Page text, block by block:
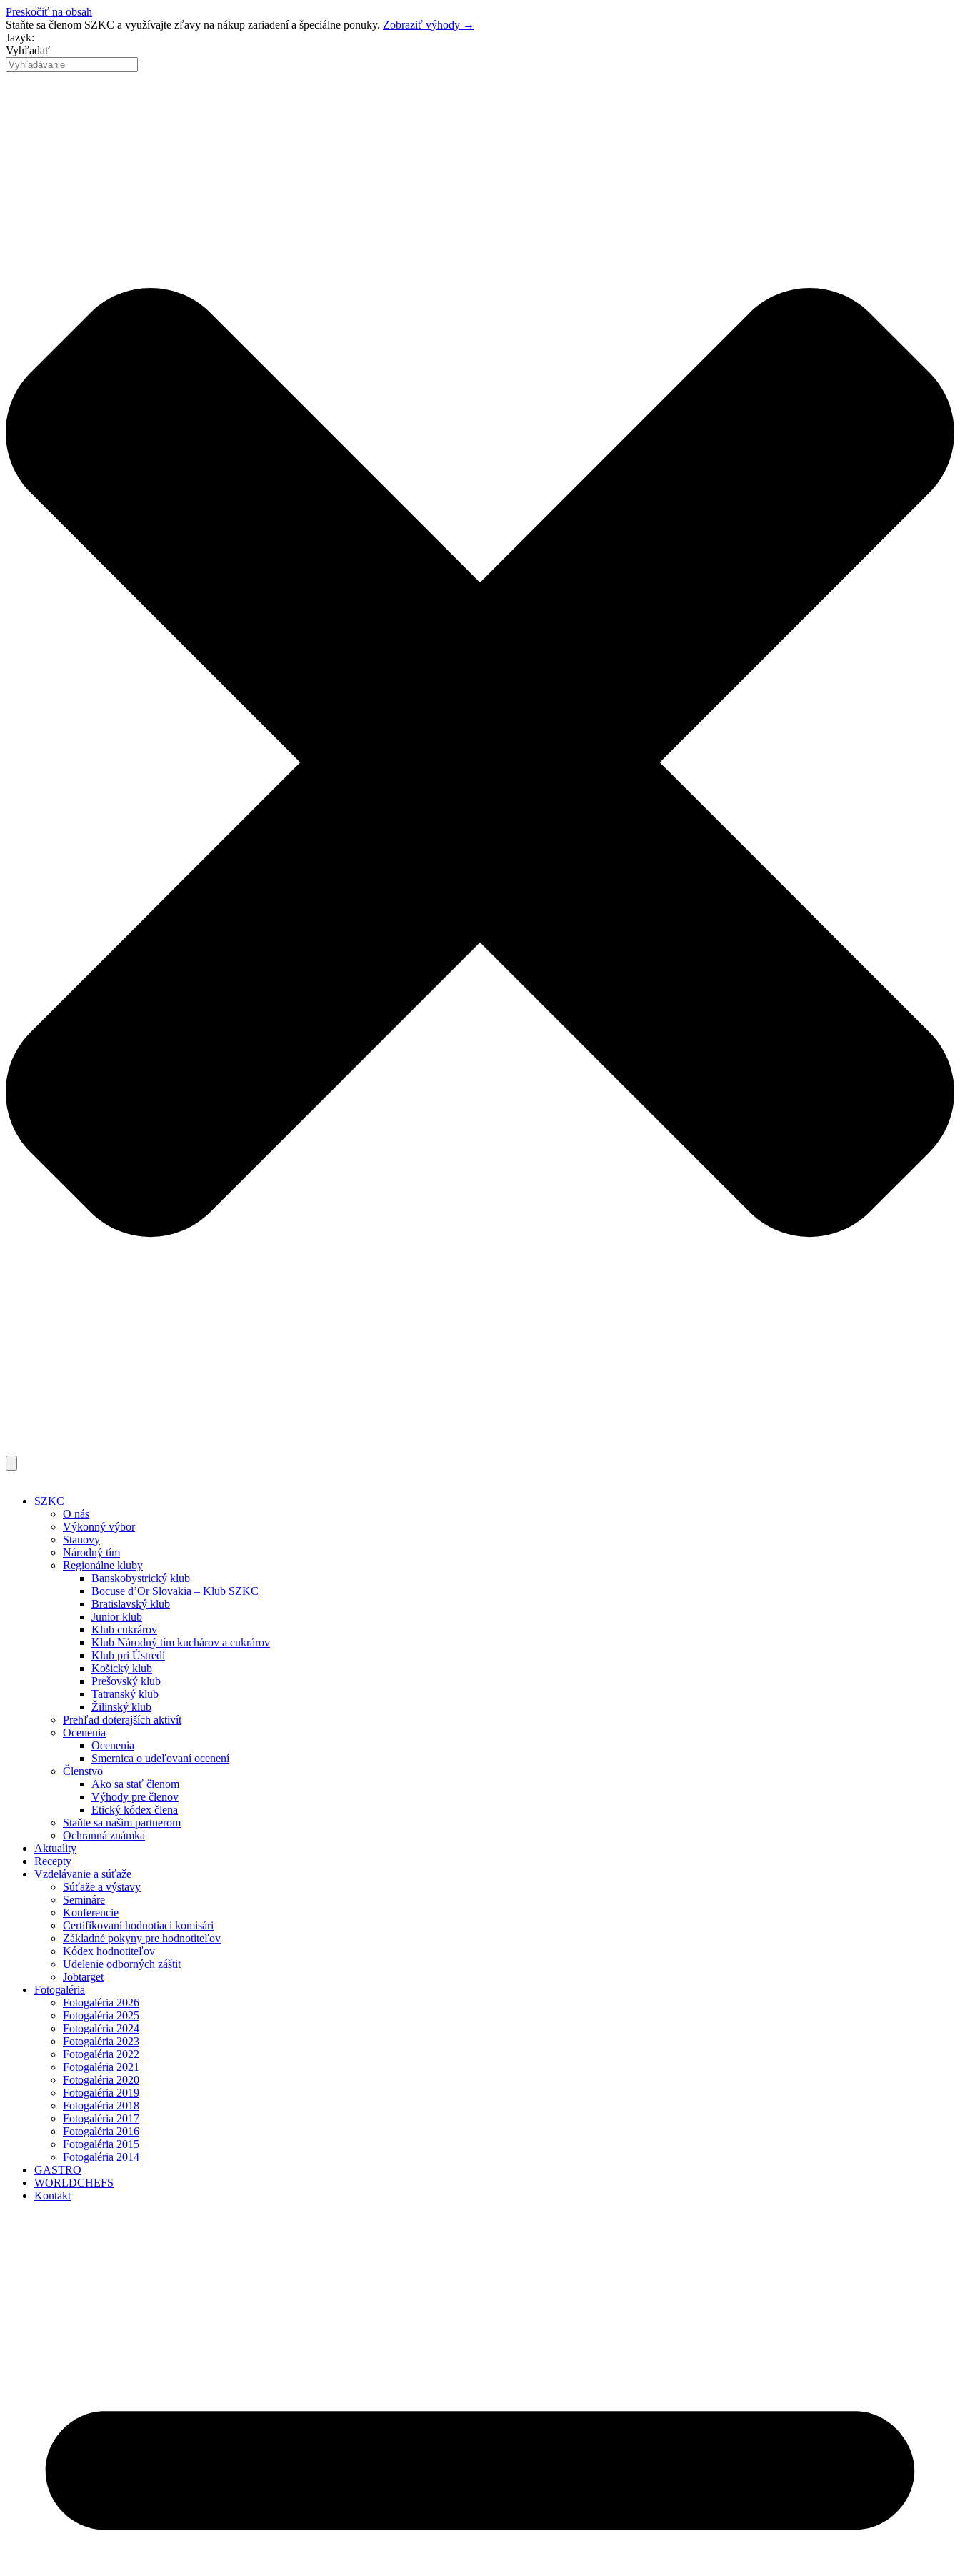
Preskočiť na obsah
Staňte sa členom SZKC a využívajte zľavy na nákup zariadení a špeciálne ponuky. Zobraziť výhody →
Jazyk:
Vyhľadať
SZKC
O nás
Výkonný výbor
Stanovy
Národný tím
Regionálne kluby
Banskobystrický klub
Bocuse d’Or Slovakia – Klub SZKC
Bratislavský klub
Junior klub
Klub cukrárov
Klub Národný tím kuchárov a cukrárov
Klub pri Ústredí
Košický klub
Prešovský klub
Tatranský klub
Žilinský klub
Prehľad doterajších aktivít
Ocenenia
Ocenenia
Smernica o udeľovaní ocenení
Členstvo
Ako sa stať členom
Výhody pre členov
Etický kódex člena
Staňte sa našim partnerom
Ochranná známka
Aktuality
Recepty
Vzdelávanie a súťaže
Súťaže a výstavy
Semináre
Konferencie
Certifikovaní hodnotiaci komisári
Základné pokyny pre hodnotiteľov
Kódex hodnotiteľov
Udelenie odborných záštit
Jobtarget
Fotogaléria
Fotogaléria 2026
Fotogaléria 2025
Fotogaléria 2024
Fotogaléria 2023
Fotogaléria 2022
Fotogaléria 2021
Fotogaléria 2020
Fotogaléria 2019
Fotogaléria 2018
Fotogaléria 2017
Fotogaléria 2016
Fotogaléria 2015
Fotogaléria 2014
GASTRO
WORLDCHEFS
Kontakt